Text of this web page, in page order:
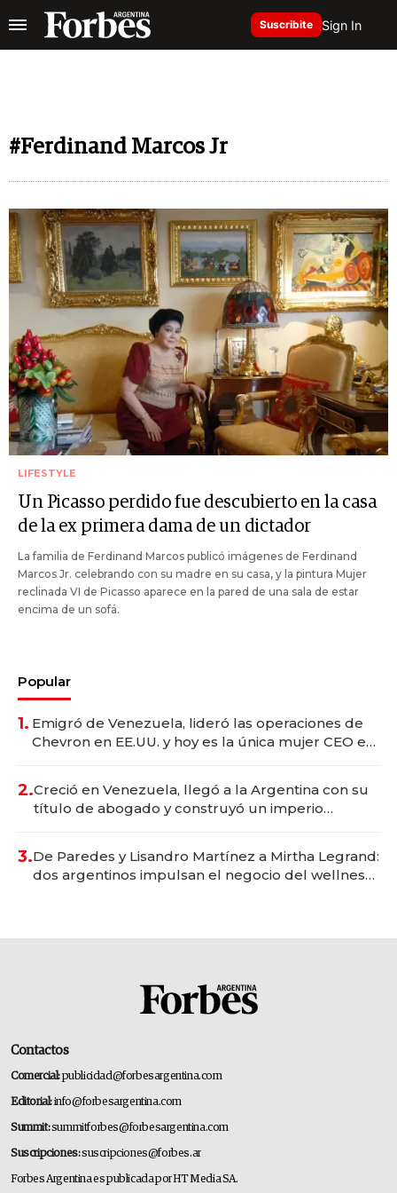
Suscribite Sign In
#Ferdinand Marcos Jr
LIFESTYLE
Un Picasso perdido fue descubierto en la casa
de la ex primera dama de un dictador
La familia de Ferdinand Marcos publicó imágenes de Ferdinand
Marcos Jr. celebrando con su madre en su casa, y la pintura Mujer
reclinada VI de Picasso aparece en la pared de una sala de estar
encima de un sofá.
Popular
1. Emigró de Venezuela, lideró las operaciones de
Chevron en EE.UU. y hoy es la única mujer CEO en
2.Creció en Venezuela, llegó a la Argentina con su
título de abogado y construyó un imperio
3.De Paredes y Lisandro Martínez a Mirtha Legrand:
dos argentinos impulsan el negocio del wellness
Contactos
Comercial:publicidad@forbesargentina.com
Editorial:info@forbesargentina.com
Summit:summitforbes@forbesargentina.com
Suscripciones:suscripciones@forbes.ar
Forbes Argentina es publicada por HT Media SA.